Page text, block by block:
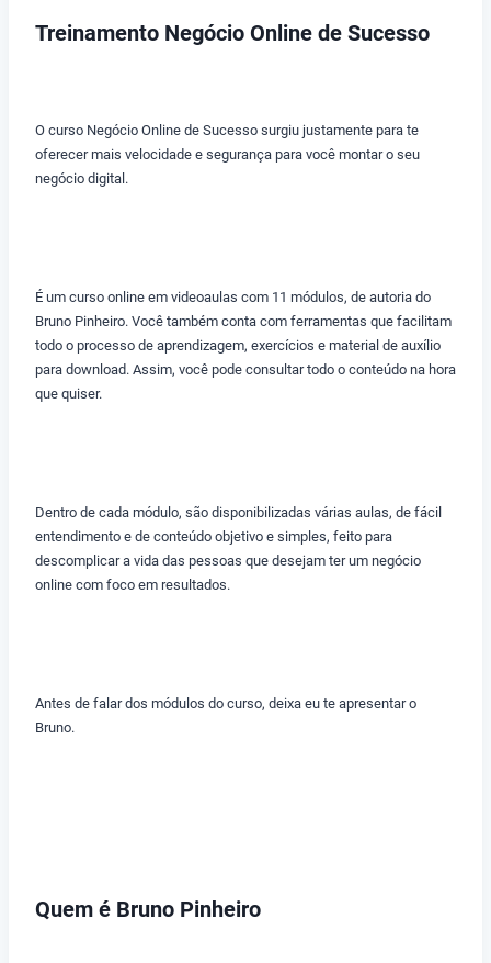
Treinamento Negócio Online de Sucesso
O curso Negócio Online de Sucesso surgiu justamente para te
oferecer mais velocidade e segurança para você montar o seu
negócio digital.
É um curso online em videoaulas com 11 módulos, de autoria do
Bruno Pinheiro. Você também conta com ferramentas que facilitam
todo o processo de aprendizagem, exercícios e material de auxílio
para download. Assim, você pode consultar todo o conteúdo na hora
que quiser.
Dentro de cada módulo, são disponibilizadas várias aulas, de fácil
entendimento e de conteúdo objetivo e simples, feito para
descomplicar a vida das pessoas que desejam ter um negócio
online com foco em resultados.
Antes de falar dos módulos do curso, deixa eu te apresentar o
Bruno.
Quem é Bruno Pinheiro